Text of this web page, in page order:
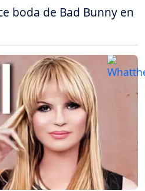
boda de Bad Bunny en